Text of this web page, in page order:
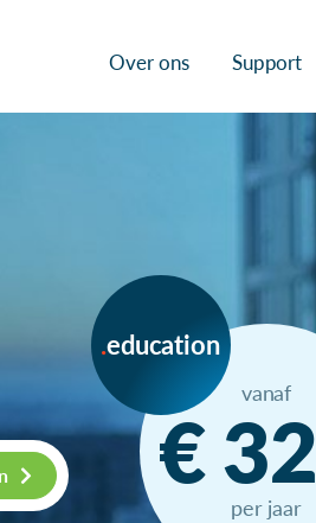
Over ons Support
education
vanaf
€ 32
per jaar